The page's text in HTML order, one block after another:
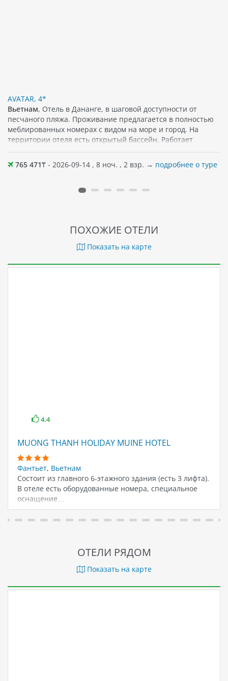
AVATAR, 4*
Вьетнам, Отель в Дананге, в шаговой доступности от
песчаного пляжа. Проживание предлагается в полностью
меблированных номерах с видом на море и город. На
территории отеля есть открытый бассейн. Работает
а также попробовать блюда вьетнамской кухни. Различные
напитки и блюда ждут гостей и в кофейне отеля. Среди
тренажерный зал. Поблизости — кафе и магазины.
765 471₸ - 2026-09-14 , 8 ноч. , 2 взр. → подробнее о туре
ПОХОЖИЕ ОТЕЛИ
Показать на карте
4.4
MUONG THANH HOLIDAY MUINE HOTEL
Фантьет, Вьетнам
Состоит из главного 6-этажного здания (есть 3 лифта).
В отеле есть оборудованные номера, специальное
оснащение…
ОТЕЛИ РЯДОМ
Показать на карте